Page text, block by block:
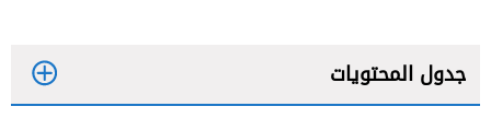
جدول المحتويات